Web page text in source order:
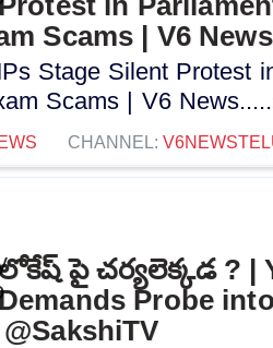
Scams | V6 News
Stage Silent Protest
Scams | V6
CHANNEL:
పై చర్యలెక్కడ ? |
Probe